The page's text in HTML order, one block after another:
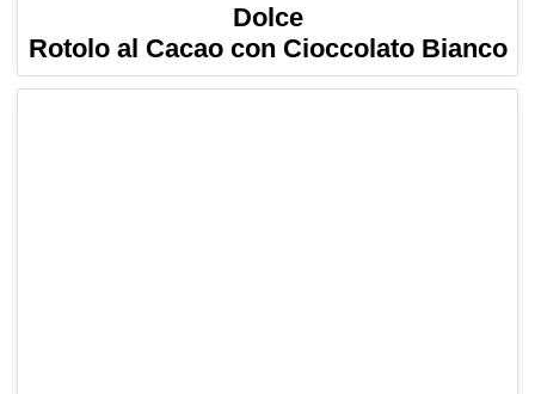
Dolce
Rotolo al Cacao con Cioccolato Bianco